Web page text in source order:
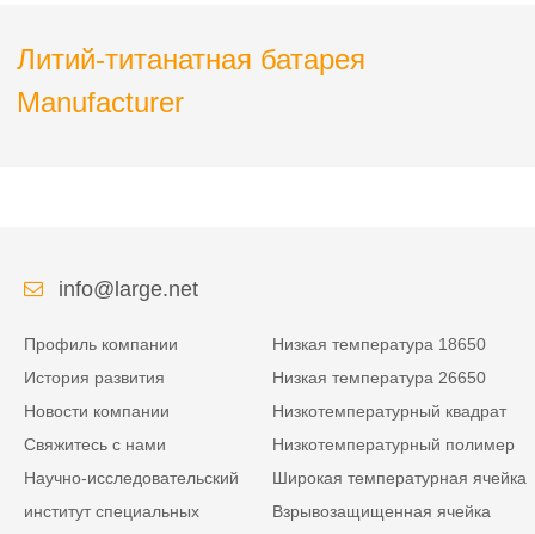
Литий-титанатная батарея
Manufacturer
info@large.net
Профиль компании
История развития
Новости компании
Свяжитесь с нами
Научно-исследовательский
институт специальных
Низкая температура 18650
Низкая температура 26650
Низкотемпературный квадрат
Низкотемпературный полимер
Широкая температурная ячейка
Взрывозащищенная ячейка